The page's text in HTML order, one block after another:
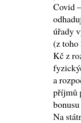
Covid
úřady
(z toho
Kč z
a
příjmů
Na